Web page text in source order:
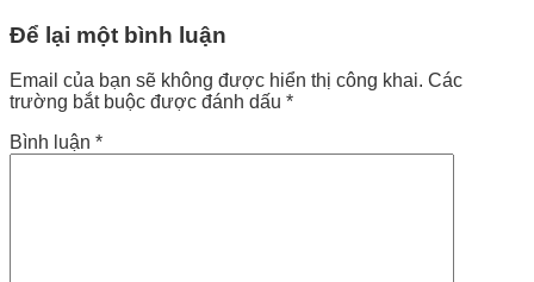
Để lại một bình luận
Email của bạn sẽ không được hiển thị công khai. Các
trường bắt buộc được đánh dấu *
Bình luận *